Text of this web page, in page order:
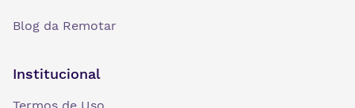
Blog da Remotar
Institucional
Termos de Uso